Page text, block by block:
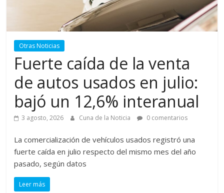
Otras Noticias
Fuerte caída de la venta
de autos usados en julio:
bajó un 12,6% interanual
3 agosto, 2026 Cuna de la Noticia 0 comentarios
La comercialización de vehículos usados registró una
fuerte caída en julio respecto del mismo mes del año
pasado, según datos
Leer más